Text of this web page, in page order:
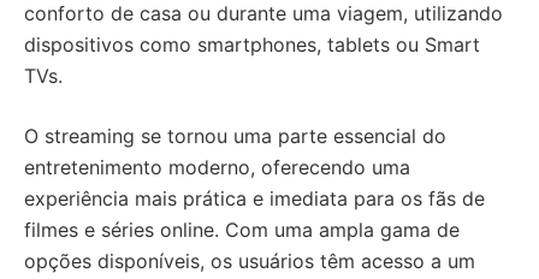
conforto de casa ou durante uma viagem, utilizando
dispositivos como smartphones, tablets ou Smart
TVs.
O streaming se tornou uma parte essencial do
entretenimento moderno, oferecendo uma
experiência mais prática e imediata para os fãs de
filmes e séries online. Com uma ampla gama de
opções disponíveis, os usuários têm acesso a um